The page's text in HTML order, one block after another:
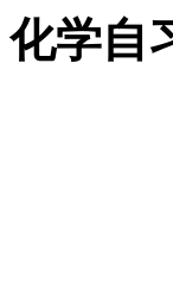
化学自